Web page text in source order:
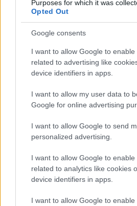
Purposes for which it was
Opted Out
Google consents
I want to allow Google to enable
related to advertising like
device identifiers in apps.
I want to allow my user data to
Google for online advertising
I want to allow Google to send
personalized advertising.
I want to allow Google to enable
related to analytics like cookies
device identifiers in apps.
I want to allow Google to enable
Durva vámokat vetett ki az
Amerika
HÍREK 5 órája